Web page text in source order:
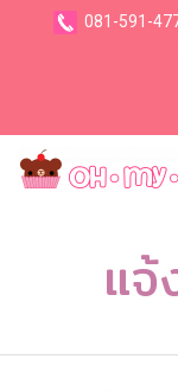
081-591-
แจ้